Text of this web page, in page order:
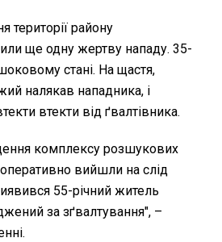
території району
ще одну жертву нападу. 35-
стані. На щастя,
налякав нападника, і
втекти від ґвалтівника.
комплексу розшукових
оперативно вийшли на слід
55-річний житель
за зґвалтування", –